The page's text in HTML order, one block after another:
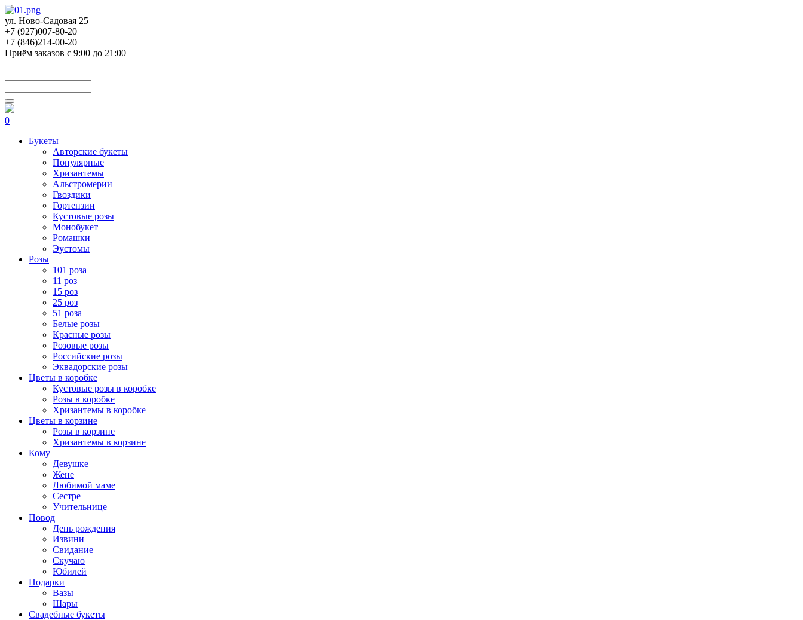
ул. Ново-Садовая 25
+7 (927)007-80-20
+7 (846)214-00-20
Приём заказов с 9:00 до 21:00
0
Букеты
Авторские букеты
Популярные
Хризантемы
Альстромерии
Гвоздики
Гортензии
Кустовые розы
Монобукет
Ромашки
Эустомы
Розы
101 роза
11 роз
15 роз
25 роз
51 роза
Белые розы
Красные розы
Розовые розы
Российские розы
Эквадорские розы
Цветы в коробке
Кустовые розы в коробке
Розы в коробке
Хризантемы в коробке
Цветы в корзине
Розы в корзине
Хризантемы в корзине
Кому
Девушке
Жене
Любимой маме
Сестре
Учительнице
Повод
День рождения
Извини
Свидание
Скучаю
Юбилей
Подарки
Вазы
Шары
Свадебные букеты